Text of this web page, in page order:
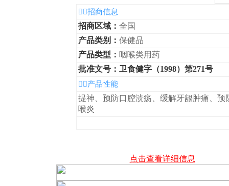
◆招商信息
招商区域： 全国
产品类别： 保健品
产品类型： 咽喉类用药
批准文号：卫食健字（1998）第271号
◆产品性能
提神、预防口腔溃疡、缓解牙龈肿痛、预
喉炎
点击查看详细信息